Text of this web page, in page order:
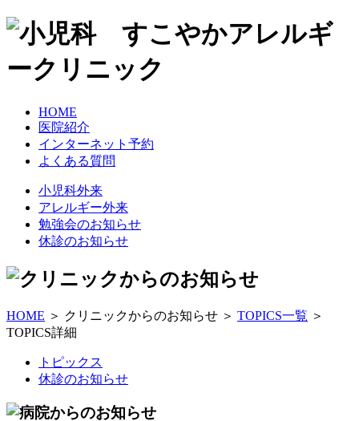
HOME
医院紹介
インターネット予約
よくある質問
小児科外来
アレルギー外来
勉強会のお知らせ
休診のお知らせ
HOME ＞ クリニックからのお知らせ ＞ TOPICS一覧 ＞
TOPICS詳細
トピックス
休診のお知らせ